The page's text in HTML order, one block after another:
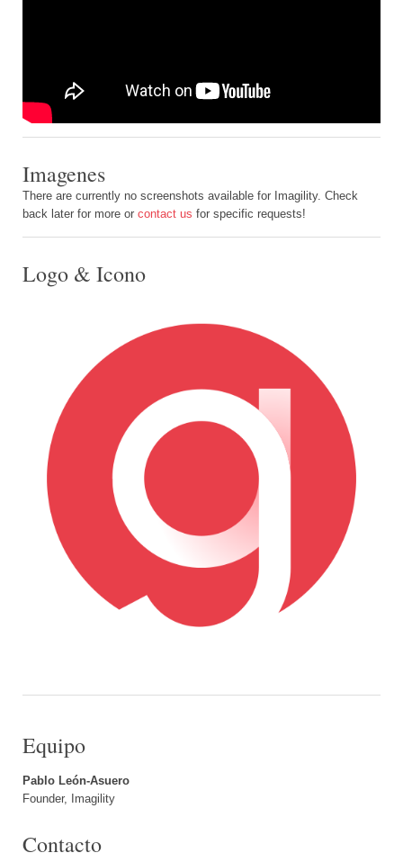
Imagenes
There are currently no screenshots available for Imagility. Check
back later for more or contact us for specific requests!
Logo & Icono
Equipo
Pablo León-Asuero
Founder, Imagility
Contacto